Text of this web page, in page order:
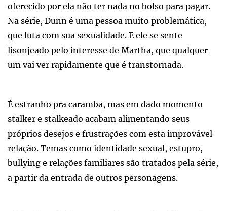
oferecido por ela não ter nada no bolso para pagar.
Na série, Dunn é uma pessoa muito problemática,
que luta com sua sexualidade. E ele se sente
lisonjeado pelo interesse de Martha, que qualquer
um vai ver rapidamente que é transtornada.
É estranho pra caramba, mas em dado momento
stalker e stalkeado acabam alimentando seus
próprios desejos e frustrações com esta improvável
relação. Temas como identidade sexual, estupro,
bullying e relações familiares são tratados pela série,
a partir da entrada de outros personagens.